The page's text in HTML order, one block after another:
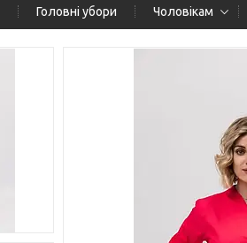
Головні убори Чоловікам